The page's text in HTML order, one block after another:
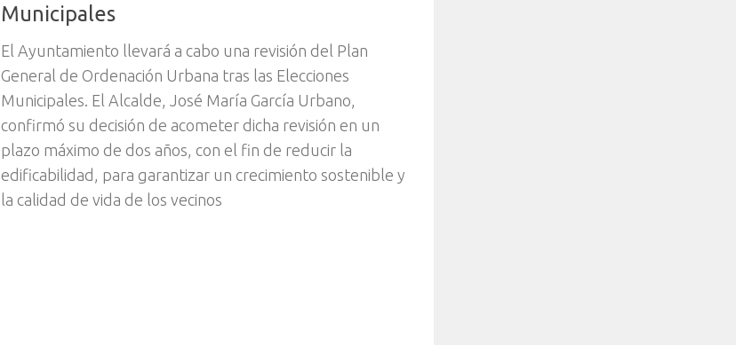
Municipales
El Ayuntamiento llevará a cabo una revisión del Plan
General de Ordenación Urbana tras las Elecciones
Municipales. El Alcalde, José María García Urbano,
confirmó su decisión de acometer dicha revisión en un
plazo máximo de dos años, con el fin de reducir la
edificabilidad, para garantizar un crecimiento sostenible y
la calidad de vida de los vecinos